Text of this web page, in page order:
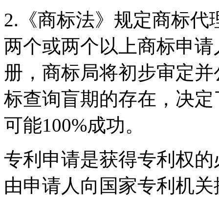
2.《商标法》规定商标
两个或两个以上商标申
册，商标局将初步审定
标查询盲期的存在，决
可能100%成功。
专利申请是获得专利权
由申请人向国家专利机